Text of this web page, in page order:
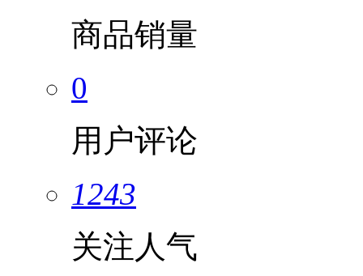
商品销量
0
用户评论
1243
关注人气